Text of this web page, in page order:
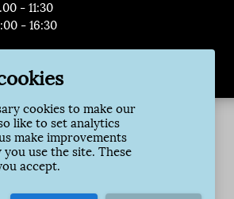
- 11:30
- 16:30
odběr
cookies to make our
like to set analytics
make improvements
use the site. These
accept.